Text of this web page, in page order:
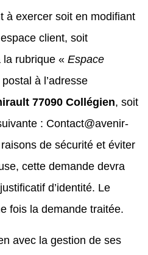
à exercer soit en modifiant
client, soit
la rubrique « Espace
à l’adresse
77090 Collégien, soit
: Contact@avenir-
de sécurité et éviter
cette demande devra
d’identité. Le
fois la demande traitée.
avec la gestion de ses